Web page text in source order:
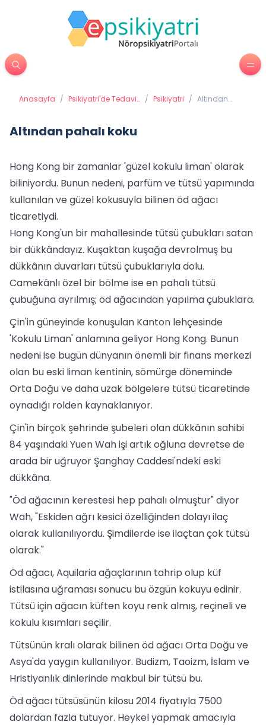
Anasayfa / Psikiyatri'de Tedavi
/ Psikiyatri / Altından
Altından pahalı koku
Hong Kong bir zamanlar 'güzel kokulu liman' olarak
biliniyordu. Bunun nedeni, parfüm ve tütsü yapımında
kullanılan ve güzel kokusuyla bilinen öd ağacı
ticaretiydi.
Hong Kong'un bir mahallesinde tütsü çubukları satan
bir dükkândayız. Kuşaktan kuşağa devrolmuş bu
dükkânın duvarları tütsü çubuklarıyla dolu.
Camekânlı özel bir bölme ise en pahalı tütsü
çubuğuna ayrılmış; öd ağacından yapılma çubuklara.
Çin'in güneyinde konuşulan Kanton lehçesinde
'Kokulu Liman' anlamına geliyor Hong Kong. Bunun
nedeni ise bugün dünyanın önemli bir finans merkezi
olan bu eski liman kentinin, sömürge döneminde
Orta Doğu ve daha uzak bölgelere tütsü ticaretinde
oynadığı rolden kaynaklanıyor.
Çin'in birçok şehrinde şubeleri olan dükkânın sahibi
84 yaşındaki Yuen Wah işi artık oğluna devretse de
arada bir uğruyor Şanghay Caddesi'ndeki eski
dükkâna.
"Öd ağacının kerestesi hep pahalı olmuştur" diyor
Wah, "Eskiden ağrı kesici özelliğinden dolayı ilaç
olarak kullanılıyordu. Şimdilerde ise ilaçtan çok tütsü
olarak."
Öd ağacı, Aquilaria ağaçlarının tahrip olup küf
istilasına uğraması sonucu bu özgün kokuyu edinir.
Tütsü için ağacın küften koyu renk almış, reçineli ve
kokulu kısımları seçilir.
Tütsünün kralı olarak bilinen öd ağacı Orta Doğu ve
Asya'da yaygın kullanılıyor. Budizm, Taoizm, İslam ve
Hristiyanlık dinlerinde makbul bir tütsü bu.
Öd ağacı tütsüsünün kilosu 2014 fiyatıyla 7500
dolardan fazla tutuyor. Heykel yapmak amacıyla